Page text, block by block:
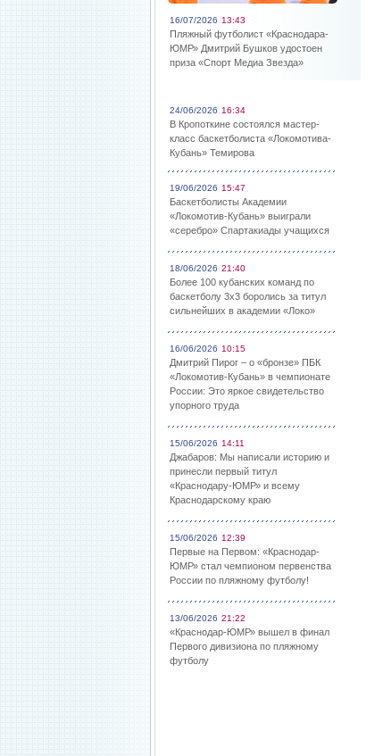
16/07/2026 13:43
Пляжный футболист «Краснодара-
ЮМР» Дмитрий Бушков удостоен
приза «Спорт Медиа Звезда»
24/06/2026 16:34
В Кропоткине состоялся мастер-
класс баскетболиста «Локомотива-
Кубань» Темирова
19/06/2026 15:47
Баскетболисты Академии
«Локомотив-Кубань» выиграли
«серебро» Спартакиады учащихся
18/06/2026 21:40
Более 100 кубанских команд по
баскетболу 3х3 боролись за титул
сильнейших в академии «Локо»
16/06/2026 10:15
Дмитрий Пирог – о «бронзе» ПБК
«Локомотив-Кубань» в чемпионате
России: Это яркое свидетельство
упорного труда
15/06/2026 14:11
Джабаров: Мы написали историю и
принесли первый титул
«Краснодару-ЮМР» и всему
Краснодарскому краю
15/06/2026 12:39
Первые на Первом: «Краснодар-
ЮМР» стал чемпионом первенства
России по пляжному футболу!
13/06/2026 21:22
«Краснодар-ЮМР» вышел в финал
Первого дивизиона по пляжному
футболу